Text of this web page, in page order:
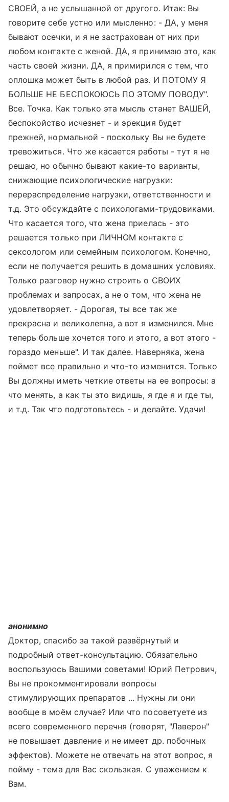
СВОЕЙ, а не услышанной от другого. Итак: Вы
говорите себе устно или мысленно: - ДА, у меня
бывают осечки, и я не застрахован от них при
любом контакте с женой. ДА, я принимаю это, как
часть своей жизни. ДА, я примирился с тем, что
оплошка может быть в любой раз. И ПОТОМУ Я
БОЛЬШЕ НЕ БЕСПОКОЮСЬ ПО ЭТОМУ ПОВОДУ".
Все. Точка. Как только эта мысль станет ВАШЕЙ,
беспокойство исчезнет - и эрекция будет
прежней, нормальной - поскольку Вы не будете
тревожиться. Что же касается работы - тут я не
решаю, но обычно бывают какие-то варианты,
снижающие психологические нагрузки:
перераспределение нагрузки, ответственности и
т.д. Это обсуждайте с психологами-трудовиками.
Что касается того, что жена приелась - это
решается только при ЛИЧНОМ контакте с
сексологом или семейным психологом. Конечно,
если не получается решить в домашних условиях.
Только разговор нужно строить о СВОИХ
проблемах и запросах, а не о том, что жена не
удовлетворяет. - Дорогая, ты все так же
прекрасна и великолепна, а вот я изменился. Мне
теперь больше хочется того и этого, а вот этого -
гораздо меньше". И так далее. Наверняка, жена
поймет все правильно и что-то изменится. Только
Вы должны иметь четкие ответы на ее вопросы: а
что менять, а как ты это видишь, я где я и где ты,
и т.д. Так что подготовьтесь - и делайте. Удачи!
анонимно
Доктор, спасибо за такой развёрнутый и
подробный ответ-консультацию. Обязательно
воспользуюсь Вашими советами! Юрий Петрович,
Вы не прокомментировали вопросы
стимулирующих препаратов ... Нужны ли они
вообще в моём случае? Или что посоветуете из
всего современного перечня (говорят, "Лаверон"
не повышает давление и не имеет др. побочных
эффектов). Можете не отвечать на этот вопрос, я
пойму - тема для Вас скользкая. С уважением к
Вам.